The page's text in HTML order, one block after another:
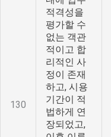
130
적격성을
평가할 수
없는 객관
적이고 합
리적인 사
정이 존재
하고, 시용
기간이 적
법하게 연
장되었고,